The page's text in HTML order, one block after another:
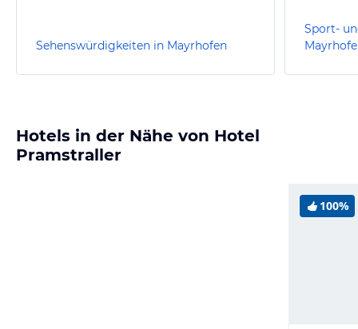
Sehenswürdigkeiten in Mayrhofen
Sport-
Hotels in der Nähe von Hotel
Pramstraller
100%